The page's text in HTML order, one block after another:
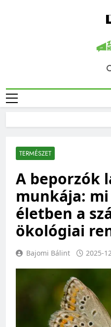
TERMÉSZET
A beporzók
munkája:
életben a
ökológiai
Bajomi Bálint 2025-